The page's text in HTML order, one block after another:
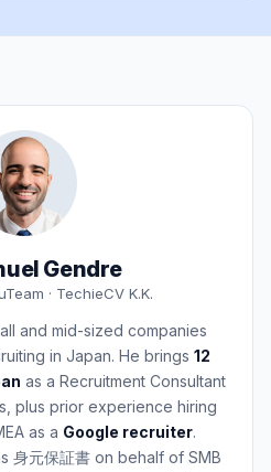
Gendre
· TechieCV K.K.
and mid-sized companies
in Japan. He brings 12
as a Recruitment Consultant
plus prior experience hiring
as a Google recruiter.
身元保証書 on behalf of SMB